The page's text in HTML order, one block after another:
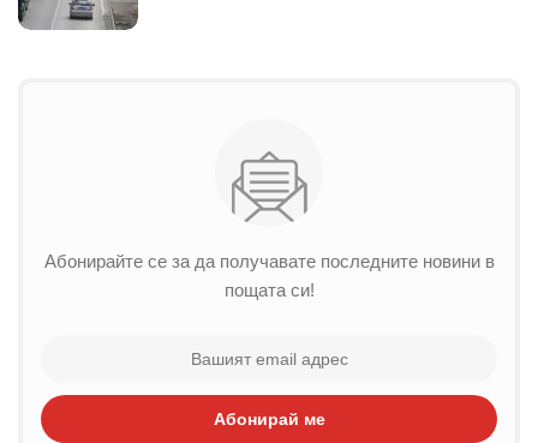
Абонирайте се за да получавате последните новини в
пощата си!
Абонирай ме